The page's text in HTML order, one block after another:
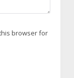
browser for